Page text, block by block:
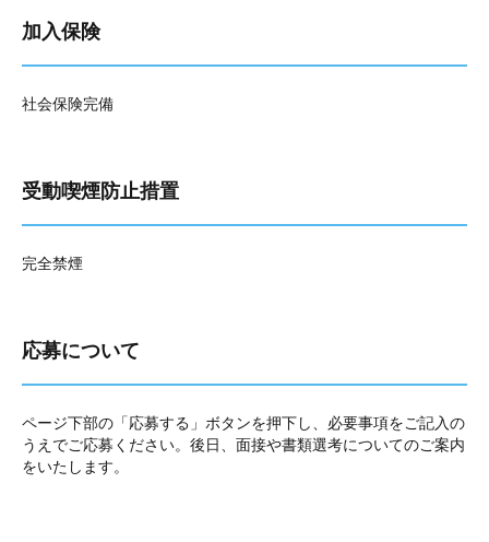
加入保険
社会保険完備
受動喫煙防止措置
完全禁煙
応募について
ページ下部の「応募する」ボタンを押下し、必要事項をご記入の
うえでご応募ください。後日、面接や書類選考についてのご案内
をいたします。